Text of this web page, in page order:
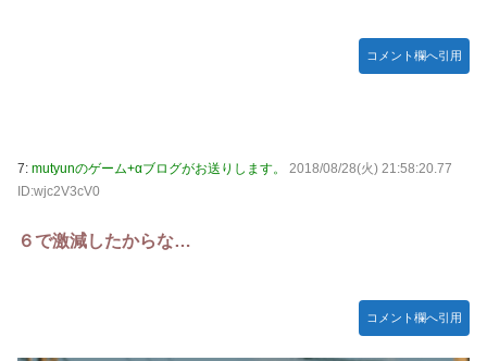
レビもないのに居座り脅迫してきたNHK集金人を警察に通報
して黙らせた←警察官の神対応に感謝しかない
2.65億円公開で再炎上ｗｗｗ
の？
Switch2版『モンハンワイルズ』の動作環境が判明！
連合のモルモット部隊の部隊長になりました 第45話
コメント欄へ引用
7: mutyunのゲーム+αブログがお送りします。
2018/08/28(火) 21:58:20.77
ID:wjc2V3cV0
６で激減したからな…
コメント欄へ引用